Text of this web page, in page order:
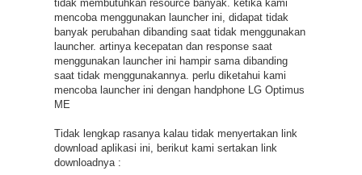
tidak membutuhkan resource banyak. ketika kami
mencoba menggunakan launcher ini, didapat tidak
banyak perubahan dibanding saat tidak menggunakan
launcher. artinya kecepatan dan response saat
menggunakan launcher ini hampir sama dibanding
saat tidak menggunakannya. perlu diketahui kami
mencoba launcher ini dengan handphone LG Optimus
ME
Tidak lengkap rasanya kalau tidak menyertakan link
download aplikasi ini, berikut kami sertakan link
downloadnya :